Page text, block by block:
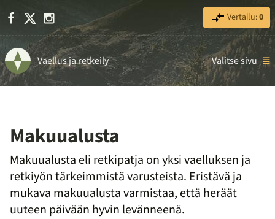
Facebook Instagram Vertailu:0
Vaellus ja retkeily Valitse sivu
Makuualusta
Makuualusta eli retkipatja on yksi vaelluksen ja
retkiyön tärkeimmistä varusteista. Eristävä ja
mukava makuualusta varmistaa, että heräät
uuteen päivään hyvin levänneenä.